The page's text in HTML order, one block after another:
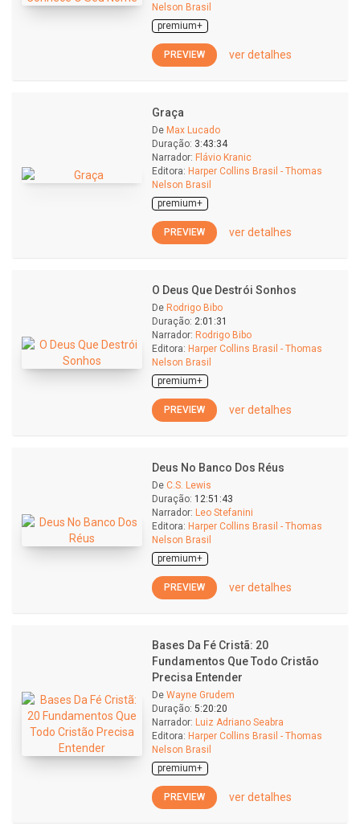
Nelson Brasil
premium+
PREVIEW ver detalhes
Graça
De Max Lucado
Duração: 3:43:34
Narrador: Flávio Kranic
Editora: Harper Collins Brasil - Thomas
Nelson Brasil
premium+
PREVIEW ver detalhes
O Deus Que Destrói Sonhos
De Rodrigo Bibo
Duração: 2:01:31
Narrador: Rodrigo Bibo
Editora: Harper Collins Brasil - Thomas
Nelson Brasil
premium+
PREVIEW ver detalhes
Deus No Banco Dos Réus
De C.S. Lewis
Duração: 12:51:43
Narrador: Leo Stefanini
Editora: Harper Collins Brasil - Thomas
Nelson Brasil
premium+
PREVIEW ver detalhes
Bases Da Fé Cristã: 20
Fundamentos Que Todo Cristão
Precisa Entender
De Wayne Grudem
Duração: 5:20:20
Narrador: Luiz Adriano Seabra
Editora: Harper Collins Brasil - Thomas
Nelson Brasil
premium+
PREVIEW ver detalhes